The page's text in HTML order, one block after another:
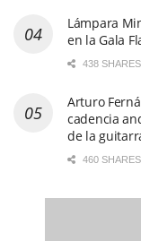
Lámpara
en la Gala
438 SHARES
Arturo
cadencia
de la
460 SHARES